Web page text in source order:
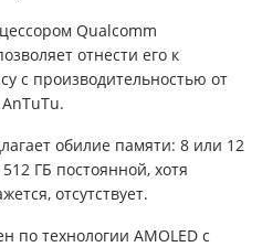
Qualcomm
отнести его к
с производительностью от
обилие памяти: 8 или 12
ГБ постоянной, хотя
отсутствует.
по технологии AMOLED с